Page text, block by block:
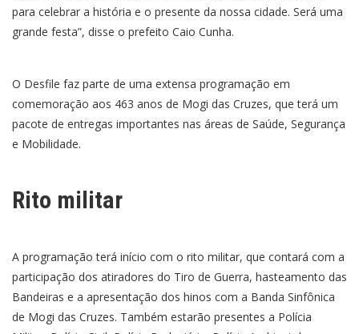
para celebrar a história e o presente da nossa cidade. Será uma
grande festa”, disse o prefeito Caio Cunha.
O Desfile faz parte de uma extensa programação em
comemoração aos 463 anos de Mogi das Cruzes, que terá um
pacote de entregas importantes nas áreas de Saúde, Segurança
e Mobilidade.
Rito militar
A programação terá início com o rito militar, que contará com a
participação dos atiradores do Tiro de Guerra, hasteamento das
Bandeiras e a apresentação dos hinos com a Banda Sinfônica
de Mogi das Cruzes. Também estarão presentes a Polícia